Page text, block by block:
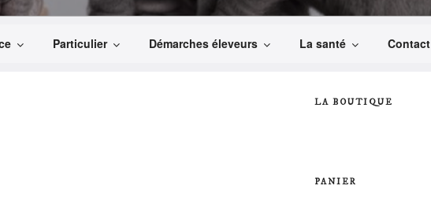
Particulier Démarches éleveurs La santé Contact
LA BOUTIQUE
PANIER